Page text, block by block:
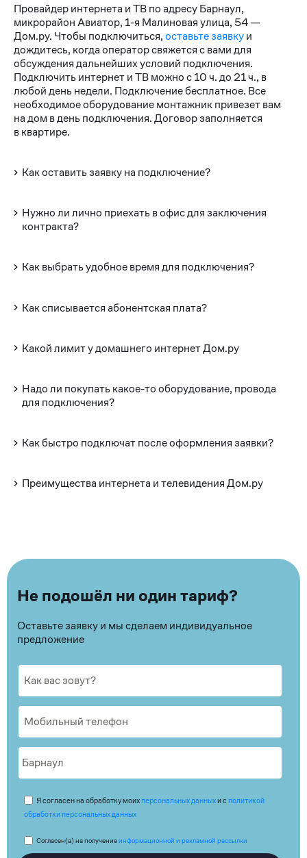
Провайдер интернета и ТВ по адресу Барнаул,
микрорайон Авиатор, 1-я Малиновая улица, 54 —
Дом.ру. Чтобы подключиться,оставьте заявкуи
дождитесь, когда оператор свяжется с вами для
обсуждения дальнейших условий подключения.
Подключить интернет и ТВ можно с 10 ч. до 21 ч., в
любой день недели. Подключение бесплатное. Все
необходимое оборудование монтажник привезет вам
на дом в день подключения. Договор заполняется
в квартире.
Как оставить заявку на подключение?
Нужно ли лично приехать в офис для заключения
контракта?
Как выбрать удобное время для подключения?
Как списывается абонентская плата?
Какой лимит у домашнего интернет Дом.ру
Надо ли покупать какое-то оборудование, провода
для подключения?
Как быстро подключат после оформления заявки?
Преимущества интернета и телевидения Дом.ру
Не подошёл ни один тариф?
Оставьте заявку и мы сделаем индивидуальное
предложение
Я согласен на обработку моих персональных данныхи с политикой
обработки персональных данных
Согласен(а) на получениеинформационной и рекламной рассылки